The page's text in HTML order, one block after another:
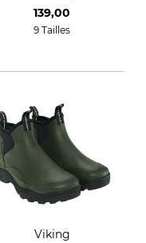
4 mm
139,00
9 Tailles
Viking